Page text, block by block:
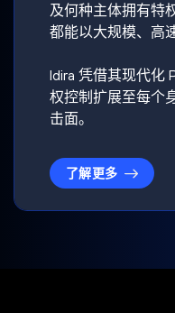
及何种主体拥有特
都能以大规模、高
Idira 凭借其现代化
权控制扩展至每个
击面。
了解更多